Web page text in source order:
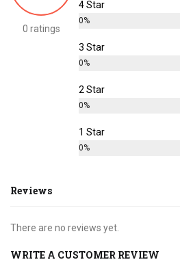
0 ratings
4 Star
0%
3 Star
0%
2 Star
0%
1 Star
0%
Reviews
There are no reviews yet.
WRITE A CUSTOMER REVIEW